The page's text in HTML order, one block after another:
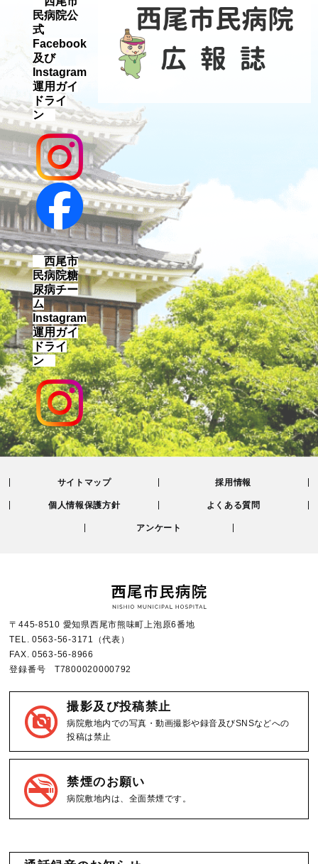
民病院公
式
Facebook
及び
Instagram
運用ガイ
ドライ
ン
西尾市
民病院糖
尿病チー
ム
Instagram
運用ガイ
ドライ
ン
サイトマップ 採用情報
個人情報保護方針 よくある質問
アンケート
〒445-8510 愛知県西尾市熊味町上泡原6番地
TEL.0563-56-3171
（代表）
FAX.0563-56-8966
登録番号 T7800020000792
撮影及び投稿禁止
病院敷地内での写真・動画撮影や録音及びSNSなどへの
投稿は禁止
禁煙のお願い
病院敷地内は、全面禁煙です。